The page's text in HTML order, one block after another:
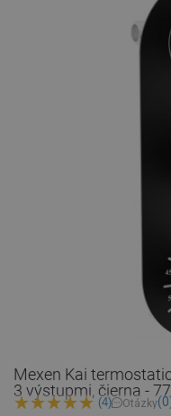
Mexen Kai
3 výstupmi, čierna -
(4) Otázky